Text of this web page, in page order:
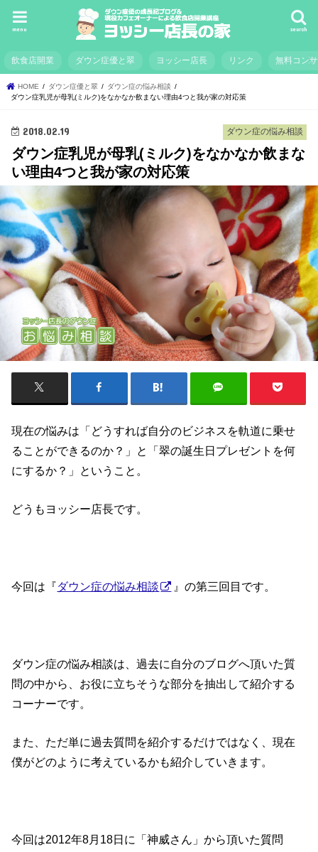
search
menu
飲食店開業 ダウン症優と翠 ヨッシー店長 リンク 無料コン
HOME ダウン症優と翠
ダウン症の悩み相談
ダウン症乳児が母乳(ミルク)をなかなか飲まない理由4つと我が家の対応策
ダウン症の悩み相談
2018.02.19
ダウン症乳児が母乳(ミルク)をなかなか飲まな
い理由4つと我が家の対応策
現在の悩みは「どうすれば自分のビジネスを軌道に乗せ
ることができるのか？」と「翠の誕生日プレゼントを何
にするか？」ということ。
どうもヨッシー店長です。
今回は『ダウン症の悩み相談 』の第三回目です。
ダウン症の悩み相談は、過去に自分のブログへ頂いた質
問の中から、お役に立ちそうな部分を抽出して紹介する
コーナーです。
また、ただ単に過去質問を紹介するだけではなく、現在
僕がどのように考えているかも紹介していきます。
今回は2012年8月18日に「神威さん」から頂いた質問